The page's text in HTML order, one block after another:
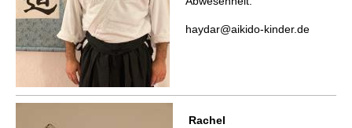
haydar@aikido-kinder.de
Rachel